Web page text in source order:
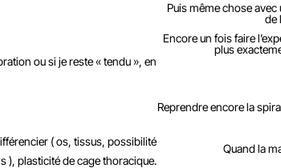
ou si je reste « tendu », en
( os, tissus, possibilité
), plasticité de cage thoracique.
Puis même chose
de
Encore un fois faire
plus
Reprendre encore la
Quand la